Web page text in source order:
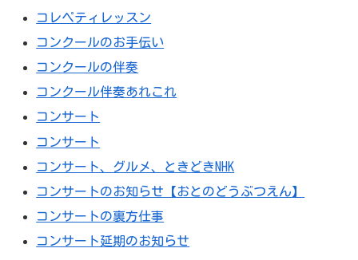
コレペティレッスン
コンクールのお手伝い
コンクールの伴奏
コンクール伴奏あれこれ
コンサート
コンサート
コンサート、グルメ、ときどきNHK
コンサートのお知らせ【おとのどうぶつえん】
コンサートの裏方仕事
コンサート延期のお知らせ